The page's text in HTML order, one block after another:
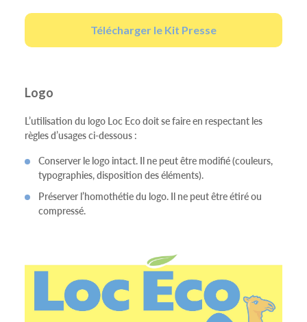
Télécharger le Kit Presse
Logo
L’utilisation du logo Loc Eco doit se faire en respectant les
règles d’usages ci-dessous :
Conserver le logo intact. Il ne peut être modifié (couleurs,
typographies, disposition des éléments).
Préserver l’homothétie du logo. Il ne peut être étiré ou
compressé.